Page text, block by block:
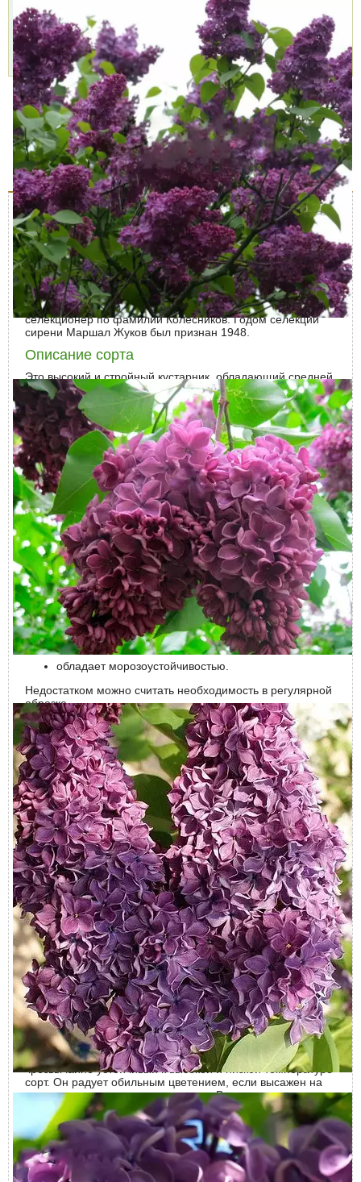
Доставим
через 1-2 дня
10 августа
Подробнее »
Подробнее »
Описание Характеристики
Доставка и оплата Отзывы (0)
Выведенный в советское время сорт сирени Маршал
Жуков идеально подходит для начинающих садоводов,
поскольку он неприхотлив и обладает великолепными
декоративными качествами.
История выведения сорта
В СССР выведением этого сорта занимался опытный
селекционер по фамилии Колесников. Годом селекции
сирени Маршал Жуков был признан 1948.
Описание сорта
Это высокий и стройный кустарник, обладающий средней
силой роста. Обычно вырастает до 2 метров в высоту, при
этом он обладает красивой листвой и густой
облиственностью.
Цветоносы у Маршала Жукова прочные, соцветия
крупные, плотные, длиной около 25 см.
Бутоны окрашены в лилово-пурпурный цвет, цветы густо-
лиловые. Диаметр одного цветка может достигать 3 см.
Интенсивность аромата на среднем уровне, он нежный
медово-персиковый.
Преимущества и недостатки
Достоинства:
сорт неприхотлив;
сирень засухоустойчива;
легко размножается разными методами;
отличный иммунитет;
обладает морозоустойчивостью.
Недостатком можно считать необходимость в регулярной
обрезке.
Особенности цветения
Цветет Маршал Жуков обильно, бутоны начинают
появляться и раскрываться ближе к концу мая. В среднем
продолжительность цветения 3 недели.
Использование в ландшафтном дизайне
Сирень сорта Маршал Жуков имеет универсальное
назначение, а это означает, что этот сорт используется не
только в озеленении ландшафта, но и выращивается на
срезку.
Маршал Жуков – отличное растение для выращивания в
садах и парках. В благоприятных условиях может жить до
100 лет, ежегодно радуя весной своими красивыми
цветами. Кусты этого сорта подходят для создания живой
изгороди, потому что довольно легко поддаются
формированию.
Регионы выращивания
Отличная морозоустойчивость описываемого сорта
сделала его востребованным на всей территории нашей
страны.
Посадка
Маршал Жуков растет практически на любой почве, это
чрезвычайно устойчивый к высокой и низкой температуре
сорт. Он радует обильным цветением, если высажен на
солнечном участке или в полутени. В тени кустарник не
погибнет, но сократится количество цветов. Желательно,
чтобы территория не продувалась ветрами, но при этом
хорошо проветривалась.
Сирень Маршал Жуков можно выращивать с одинаковым
успехом как в открытом грунте, так и контейнерах.